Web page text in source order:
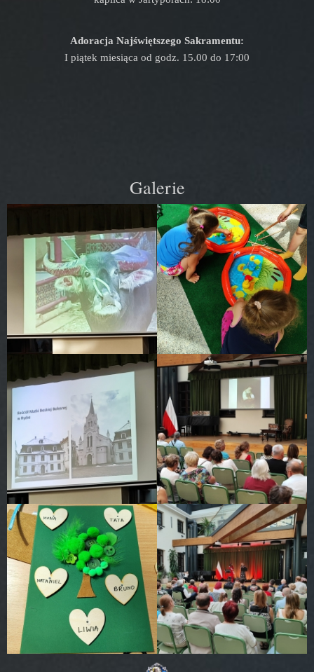
Adoracja Najświętszego Sakramentu:
I piątek miesiąca od godz. 15.00 do 17:00
Galerie